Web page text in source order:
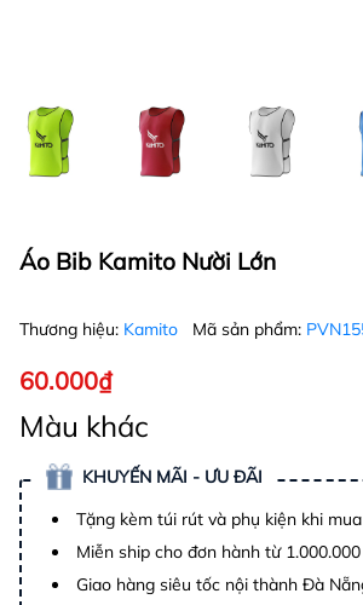
Áo Bib Kamito Nười Lớn
Thương hiệu: Kamito Mã sản phẩm:
60.000₫
Màu khác
KHUYẾN MÃI - ƯU ĐÃI
Tặng kèm túi rút và phụ kiện khi
Miễn ship cho đơn hành từ
Giao hàng siêu tốc nội thành Đà